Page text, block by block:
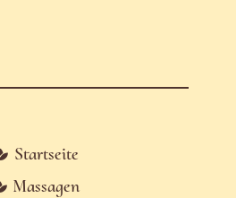
Startseite
Massagen